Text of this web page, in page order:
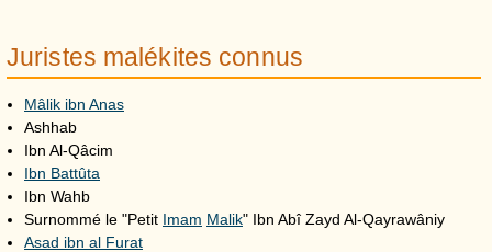
Juristes malékites connus
Mâlik ibn Anas
Ashhab
Ibn Al-Qâcim
Ibn Battûta
Ibn Wahb
Surnommé le "Petit Imam Malik" Ibn Abî Zayd Al-Qayrawâniy
Asad ibn al Furat